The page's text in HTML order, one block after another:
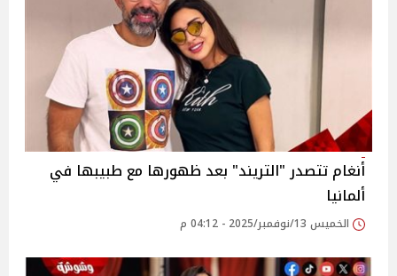
أنغام تتصدر "التريند" بعد ظهورها مع طبيبها في
ألمانيا
الخميس 13/نوفمبر/2025 - 04:12 م